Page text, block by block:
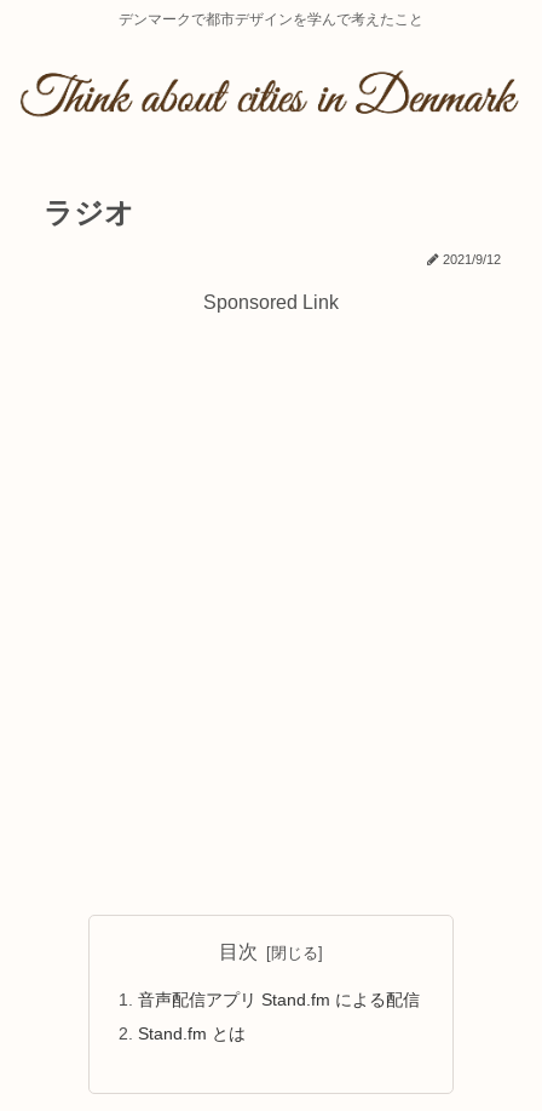
デンマークで都市デザインを学んで考えたこと
ラジオ
2021/9/12
Sponsored Link
目次
音声配信アプリ Stand.fm による配信
Stand.fm とは